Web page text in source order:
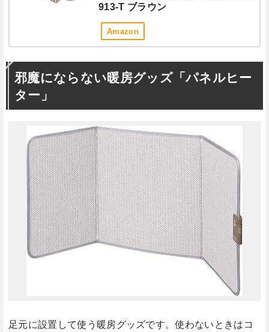
913-T ブラウン
Amazon
邪魔にならない暖房グッズ「パネルヒー
ター」
足元に設置して使う暖房グッズです。使わないときはコ